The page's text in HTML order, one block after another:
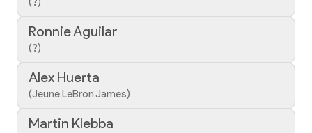
Ronnie Aguilar
(?)
Alex Huerta
(Jeune LeBron James)
Martin Klebba